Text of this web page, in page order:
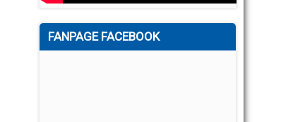
FANPAGE FACEBOOK